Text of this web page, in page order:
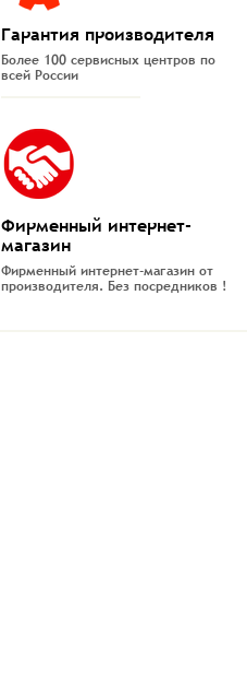
Гарантия производителя
Более 100 сервисных центров по
всей России
Фирменный интернет-
магазин
Фирменный интернет-магазин от
производителя. Без посредников !